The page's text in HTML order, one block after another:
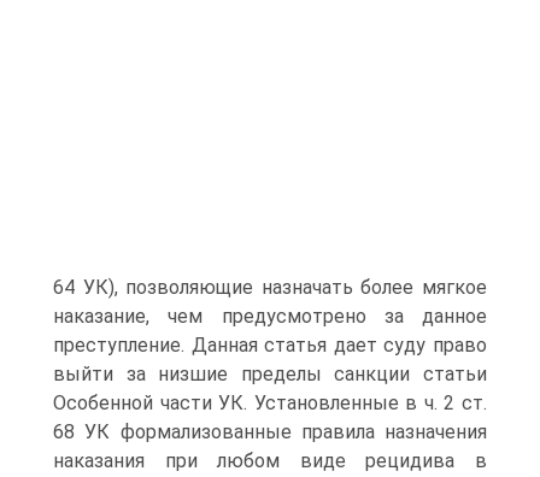
64 УК), позволяющие назначать более мягкое
наказание, чем предусмотрено за данное
преступление. Данная статья дает суду право
выйти за низшие пределы санкции статьи
Особенной части УК. Установленные в ч. 2 ст.
68 УК формализованные правила назначения
наказания при любом виде рецидива в